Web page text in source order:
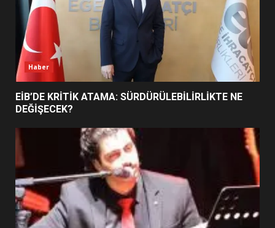
7
BURHANİYE BELEDİYESPOR’DA
YENİ YÖNETİM NASIL
ŞEKİLLENDİ?
Haber
EİB’DE KRİTİK ATAMA: SÜRDÜRÜLEBİLİRLİKTE NE
DEĞİŞECEK?